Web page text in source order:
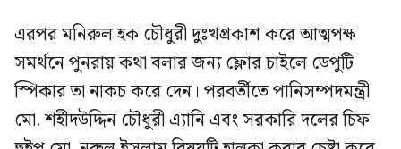
এরপর মনিরুল হক চৌধুরী দুঃখপ্রকাশ করে আত্মপক্ষ
সমর্থনে পুনরায় কথা বলার জন্য ফ্লোর চাইলে ডেপুটি
স্পিকার তা নাকচ করে দেন। পরবর্তীতে পানিসম্পদমন্ত্রী
মো. শহীদউদ্দিন চৌধুরী এ্যানি এবং সরকারি দলের চিফ